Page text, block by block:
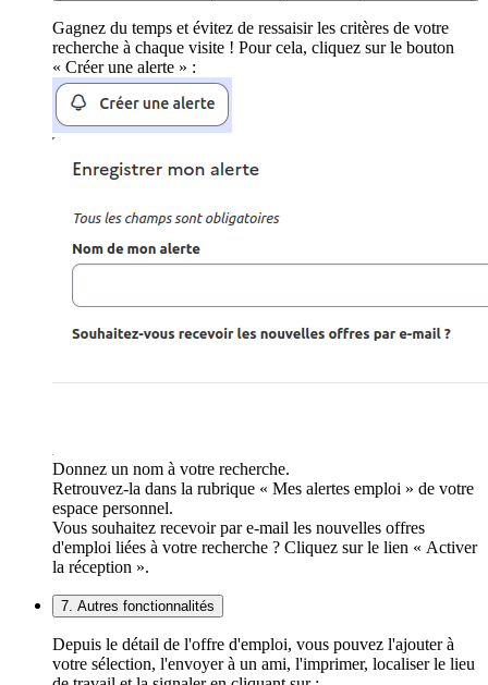
Gagnez du temps et évitez de ressaisir les critères de votre
recherche à chaque visite ! Pour cela, cliquez sur le bouton
« Créer une alerte » :
Donnez un nom à votre recherche.
Retrouvez-la dans la rubrique « Mes alertes emploi » de votre
espace personnel.
Vous souhaitez recevoir par e-mail les nouvelles offres
d'emploi liées à votre recherche ? Cliquez sur le lien « Activer
la réception ».
7. Autres fonctionnalités
Depuis le détail de l'offre d'emploi, vous pouvez l'ajouter à
votre sélection, l'envoyer à un ami, l'imprimer, localiser le lieu